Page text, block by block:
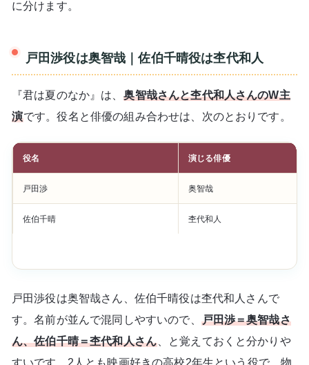
に分けます。
戸田渉役は奥智哉｜佐伯千晴役は杢代和人
『君は夏のなか』は、 奥智哉さんと杢代和人さんのW主
演です。役名と俳優の組み合わせは、次のとおりです。
役名 演じる俳優
戸田渉 奥智哉
佐伯千晴 杢代和人
戸田渉役は奥智哉さん、佐伯千晴役は杢代和人さんで
す。名前が並んで混同しやすいので、 戸田渉＝奥智哉さ
ん、佐伯千晴＝杢代和人さん、と覚えておくと分かりや